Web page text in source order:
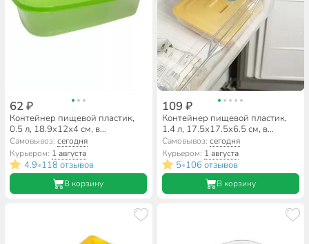
62 ₽
Контейнер пищевой пластик,
0.5 л, 18.9х12х4 см, в
ассортименте, прямоугольный,
Мультипласт, Умничка,
MPU8126
Самовывоз:сегодня
Курьером: 1 августа
4.9•118 отзывов
В корзину
109 ₽
Контейнер пищевой пластик,
1.4 л, 17.5х17.5х6.5 см, в
ассортименте, прямоугольный,
Полимербыт, Квадро, 4359000
Самовывоз: сегодня
Курьером: 1 августа
5•106 отзывов
В корзину